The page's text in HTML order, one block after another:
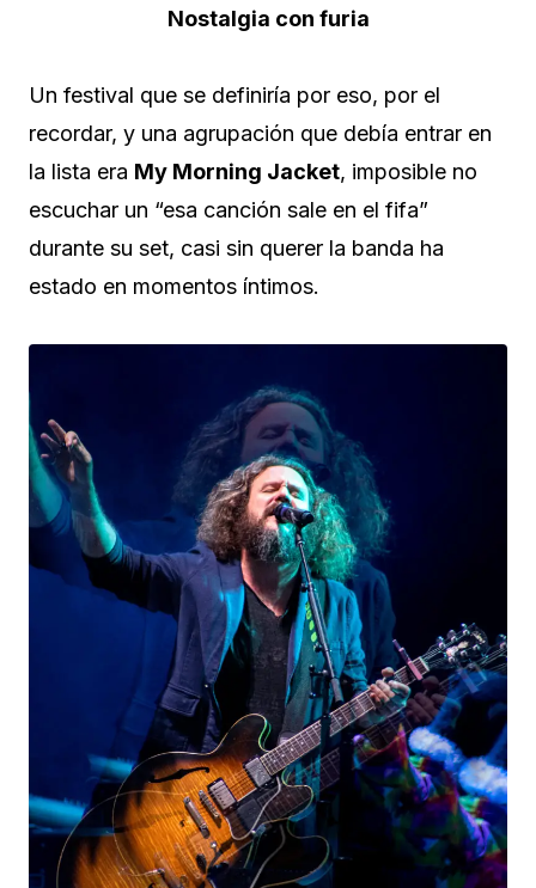
Nostalgia con furia
Un festival que se definiría por eso, por el
recordar, y una agrupación que debía entrar en
la lista era My Morning Jacket, imposible no
escuchar un “esa canción sale en el fifa”
durante su set, casi sin querer la banda ha
estado en momentos íntimos.